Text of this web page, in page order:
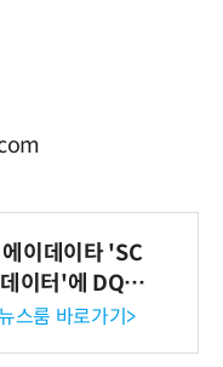
이데이타 'SC
이터'에 DQ인
수여
스룸 바로가기>